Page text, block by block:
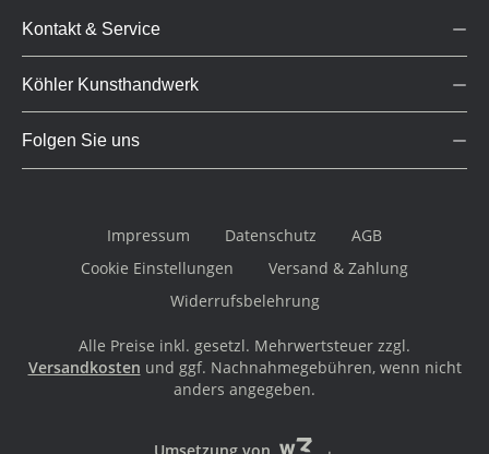
Kontakt & Service
Köhler Kunsthandwerk
Folgen Sie uns
Impressum Datenschutz
AGB
Cookie Einstellungen
Versand & Zahlung
Widerrufsbelehrung
Alle Preise inkl. gesetzl. Mehrwertsteuer zzgl.
Versandkosten und ggf. Nachnahmegebühren, wenn nicht
anders angegeben.
Umsetzung von